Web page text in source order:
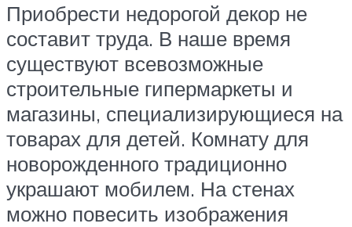
Приобрести недорогой декор не
составит труда. В наше время
существуют всевозможные
строительные гипермаркеты и
магазины, специализирующиеся на
товарах для детей. Комнату для
новорожденного традиционно
украшают мобилем. На стенах
можно повесить изображения